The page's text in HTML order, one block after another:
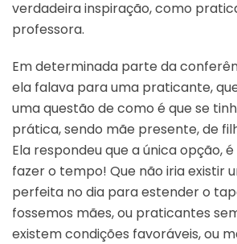
verdadeira inspiração, como
professora.
Em determinada parte da
ela falava para uma praticante,
uma questão de como é que se
prática, sendo mãe presente, de
Ela respondeu que a única opção,
fazer o tempo! Que não iria existir
perfeita no dia para estender o
fossemos mães, ou praticantes
existem condições favoráveis, ou